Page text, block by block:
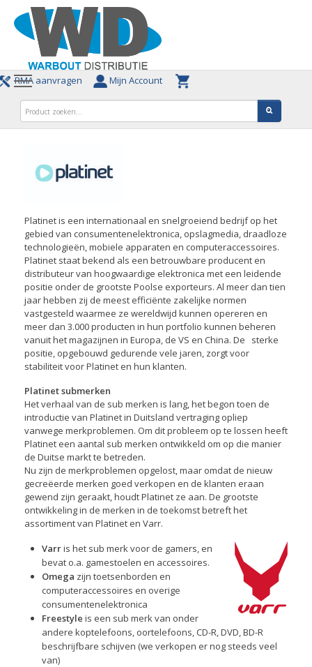
RMA aanvragen Mijn Account
Platinet is een internationaal en snelgroeiend bedrijf op het
gebied van consumentenelektronica, opslagmedia, draadloze
technologieën, mobiele apparaten en computeraccessoires.
Platinet staat bekend als een betrouwbare producent en
distributeur van hoogwaardige elektronica met een leidende
positie onder de grootste Poolse exporteurs. Al meer dan tien
jaar hebben zij de meest efficiënte zakelijke normen
vastgesteld waarmee ze wereldwijd kunnen opereren en
meer dan 3.000 producten in hun portfolio kunnen beheren
vanuit het magazijnen in Europa, de VS en China. De sterke
positie, opgebouwd gedurende vele jaren, zorgt voor
stabiliteit voor Platinet en hun klanten.
Platinet submerken
Het verhaal van de sub merken is lang, het begon toen de
introductie van Platinet in Duitsland vertraging opliep
vanwege merkproblemen. Om dit probleem op te lossen heeft
Platinet een aantal sub merken ontwikkeld om op die manier
de Duitse markt te betreden.
Nu zijn de merkproblemen opgelost, maar omdat de nieuw
gecreëerde merken goed verkopen en de klanten eraan
gewend zijn geraakt, houdt Platinet ze aan. De grootste
ontwikkeling in de merken in de toekomst betreft het
assortiment van Platinet en Varr.
Varris het sub merk voor de gamers, en
bevat o.a. gamestoelen en accessoires.
Omega zijn toetsenborden en
computeraccessoires en overige
consumentenelektronica
Freestyle is een sub merk van onder
andere koptelefoons, oortelefoons, CD-R, DVD, BD-R
beschrijfbare schijven (we verkopen er nog steeds veel
van)